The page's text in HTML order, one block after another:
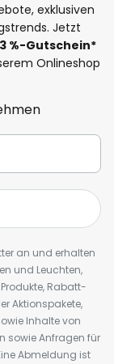
exklusiven
Jetzt
%-Gutschein*
Onlineshop
an und erhalten
und Leuchten,
Rabatt-
Aktionspakete,
Inhalte von
sowie Anfragen für
Abmeldung ist